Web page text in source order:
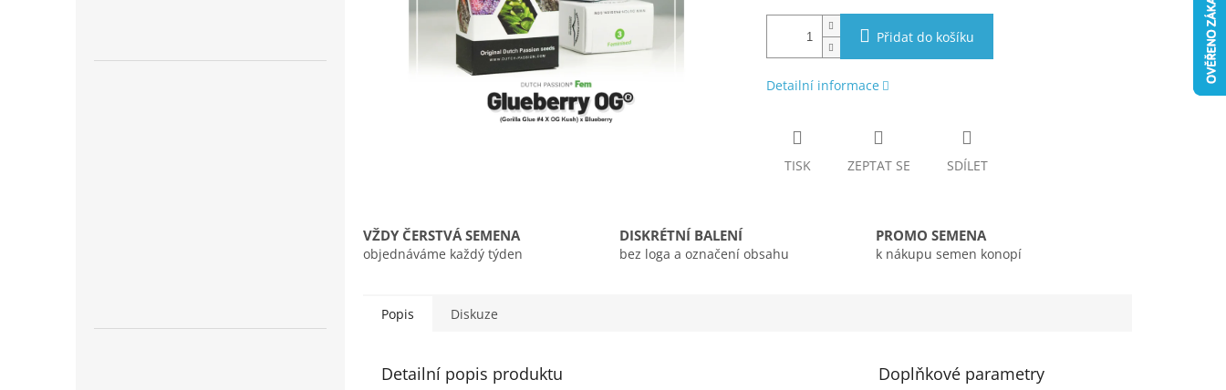
Přidat do košíku
Detailní informace
TISK ZEPTAT SE SDÍLET
VŽDY ČERSTVÁ SEMENA
objednáváme každý týden
DISKRÉTNÍ BALENÍ
bez loga a označení obsahu
PROMO SEMENA
k nákupu semen konopí
Popis Diskuze
Detailní popis produktu Doplňkové parametry